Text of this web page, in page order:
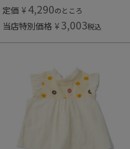
定価 ¥ 4,290のところ
当店特別価格 ¥ 3,003税込